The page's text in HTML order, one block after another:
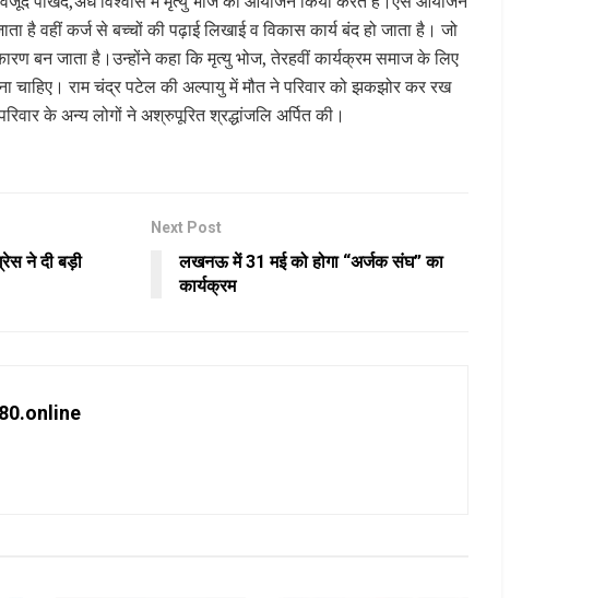
है वहीं कर्ज से बच्चों की पढ़ाई लिखाई व विकास कार्य बंद हो जाता है। जो
बन जाता है।उन्होंने कहा कि मृत्यु भोज, तेरहवीं कार्यक्रम समाज के लिए
चाहिए। राम चंद्र पटेल की अल्पायु में मौत ने परिवार को झकझोर कर रख
के अन्य लोगों ने अश्रुपूरित श्रद्धांजलि अर्पित की।
ने दी बड़ी
Next Post
लखनऊ में 31 मई को होगा “अर्जक संघ” का
कार्यक्रम